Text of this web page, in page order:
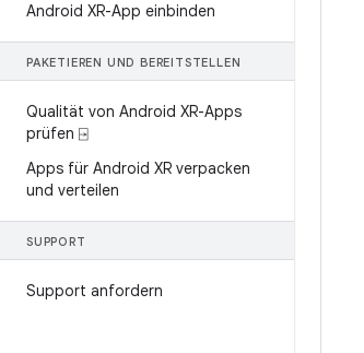
Android XR-App einbinden
PAKETIEREN UND BEREITSTELLEN
Qualität von Android XR-Apps
prüfen ⍈
Apps für Android XR verpacken
und verteilen
SUPPORT
Support anfordern